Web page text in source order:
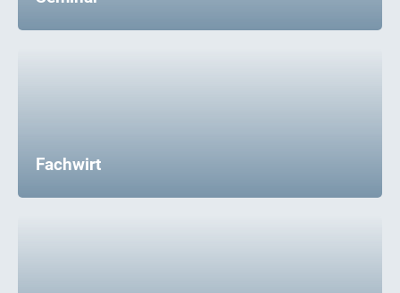
Fachwirt